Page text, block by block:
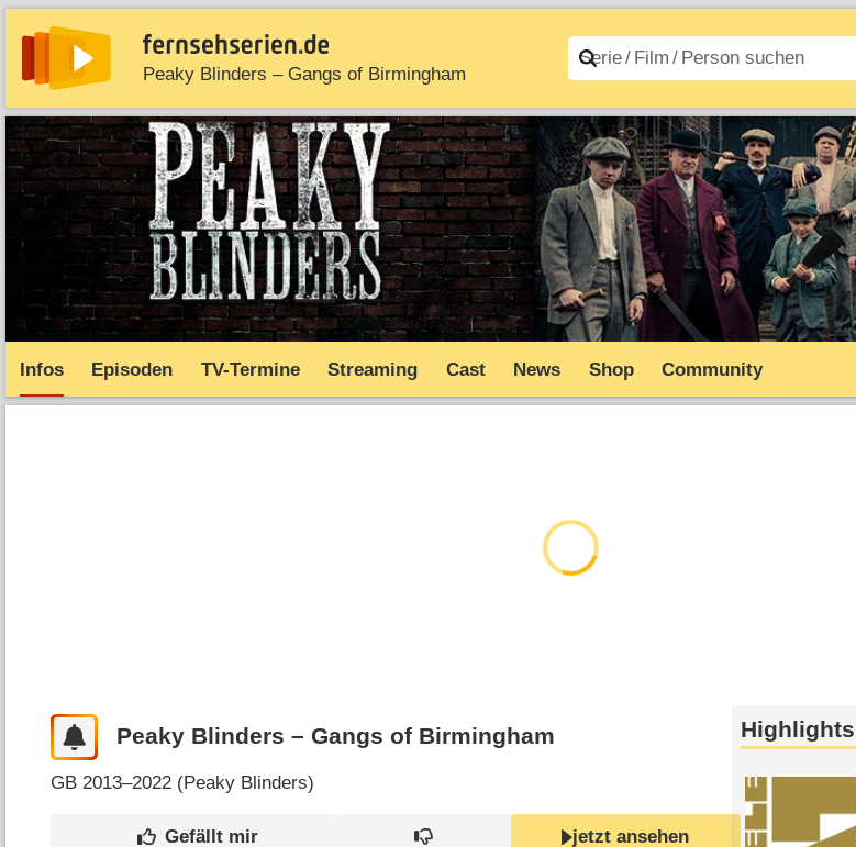
Peaky Blinders – Gangs of Birmingham
News Entdecken Streaming TV-Starts Serien A–Z Filme A–Z
Infos Episoden TV-Termine Streaming Cast News Shop Community
Peaky Blinders – Gangs of Birmingham
GB 2013–2022 (Peaky Blinders)
jetzt ansehen
Highlights